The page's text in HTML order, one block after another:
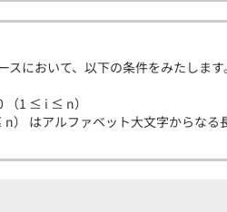
スにおいて、以下の条件をみたします
（1 ≤ i ≤ n）
） はアルファベット大文字からなる